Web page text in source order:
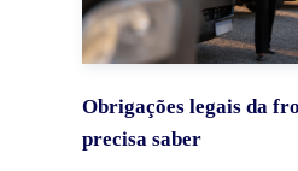
Obrigações legais da
precisa saber